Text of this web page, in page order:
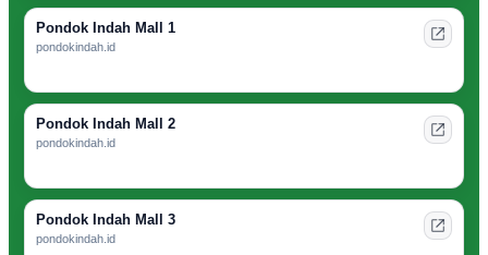
Pondok Indah Mall 1
pondokindah.id
Pondok Indah Mall 2
pondokindah.id
Pondok Indah Mall 3
pondokindah.id